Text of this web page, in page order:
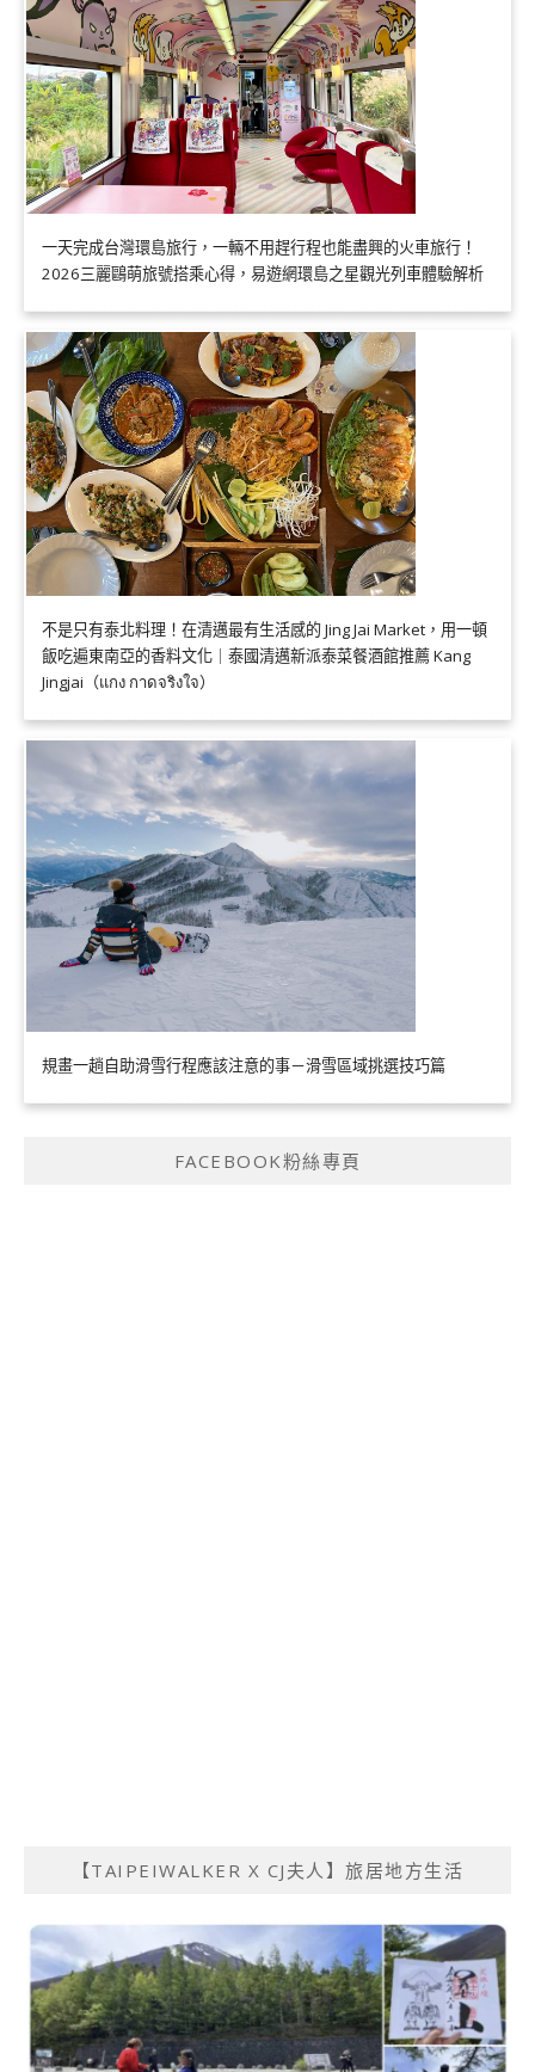
一天完成台灣環島旅行，一輛不用趕行程也能盡興的火車旅行！
2026三麗鷗萌旅號搭乘心得，易遊網環島之星觀光列車體驗解析
不是只有泰北料理！在清邁最有生活感的 Jing Jai Market，用一頓
飯吃遍東南亞的香料文化｜泰國清邁新派泰菜餐酒館推薦 Kang
Jingjai（แกง กาดจริงใจ）
規畫一趟自助滑雪行程應該注意的事－滑雪區域挑選技巧篇
FACEBOOK粉絲專頁
【TAIPEIWALKER X CJ夫人】旅居地方生活